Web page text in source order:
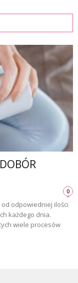
0
odpowiedniej ilości
każdego dnia.
wiele procesów